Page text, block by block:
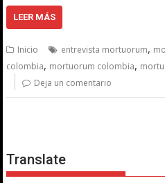
LEER MÁS
Inicio entrevista mortuorum,
colombia, mortuorum colombia,
Deja un comentario
Translate